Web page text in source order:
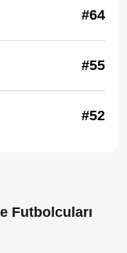
#64
#55
#52
Futbolcuları